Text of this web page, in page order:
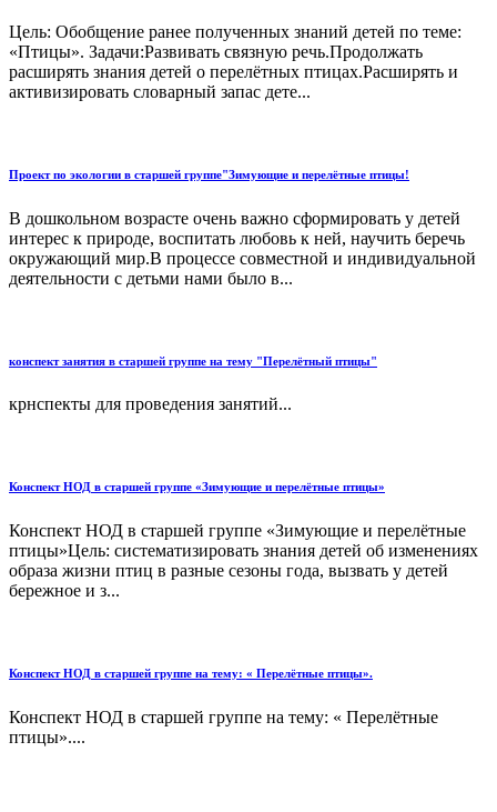
Цель: Обобщение ранее полученных знаний детей по теме:
«Птицы». Задачи:Развивать связную речь.Продолжать
расширять знания детей о перелётных птицах.Расширять и
активизировать словарный запас дете...
Проект по экологии в старшей группе"Зимующие и перелётные птицы!
В дошкольном возрасте очень важно сформировать у детей
интерес к природе, воспитать любовь к ней, научить беречь
окружающий мир.В процессе совместной и индивидуальной
деятельности с детьми нами было в...
конспект занятия в старшей группе на тему "Перелётный птицы"
крнспекты для проведения занятий...
Конспект НОД в старшей группе «Зимующие и перелётные птицы»
Конспект НОД в старшей группе «Зимующие и перелётные
птицы»Цель: систематизировать знания детей об изменениях
образа жизни птиц в разные сезоны года, вызвать у детей
бережное и з...
Конспект НОД в старшей группе на тему: « Перелётные птицы».
Конспект НОД в старшей группе на тему: « Перелётные
птицы»....